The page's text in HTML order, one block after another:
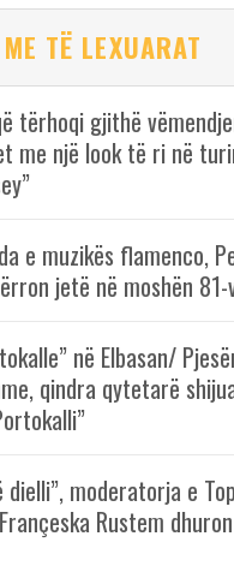
ME TË LEXUARAT
tërhoqi gjithë
me një look të ri në
e muzikës flamenco,
jetë në moshën
në Elbasan/
qindra qytetarë
dielli”, moderatorja e
Rustem dhuron